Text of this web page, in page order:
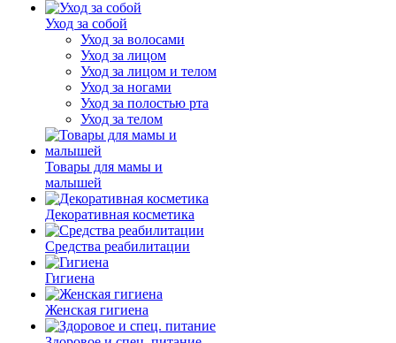
Уход за собой
Уход за волосами
Уход за лицом
Уход за лицом и телом
Уход за ногами
Уход за полостью рта
Уход за телом
Товары для мамы и
малышей
Декоративная косметика
Средства реабилитации
Гигиена
Женская гигиена